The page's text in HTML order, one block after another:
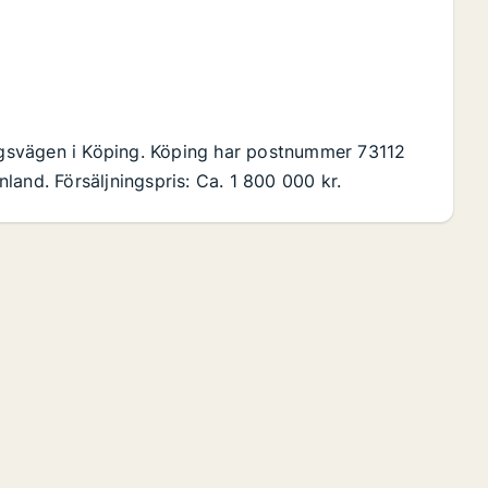
i Köping. Köping har postnummer 73112
Försäljningspris: Ca. 1 800 000 kr.